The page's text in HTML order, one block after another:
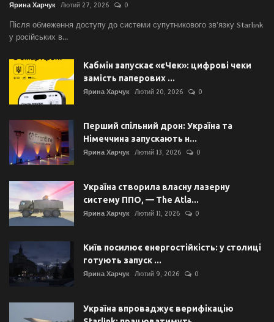
Ярина Харчук Лютий 27, 2026 0
Після обмеження доступу до системи супутникового зв’язку Starlink
у російських в...
Кабмін запускає «єЧек»: цифрові чеки
замість паперових ...
Ярина Харчук Лютий 20, 2026 0
Перший спільний дрон: Україна та
Німеччина запускають н...
Ярина Харчук Лютий 13, 2026 0
Україна створила власну лазерну
систему ППО, — The Atla...
Ярина Харчук Лютий 11, 2026 0
Київ посилює енергостійкість: у столиці
готують запуск ...
Ярина Харчук Лютий 9, 2026 0
Україна впроваджує верифікацію